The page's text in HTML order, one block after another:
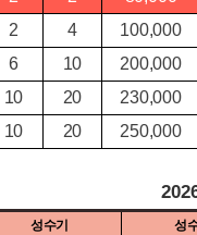
2 4
100,000
6 10
200,000
10 20
230,000
10 20 250,000